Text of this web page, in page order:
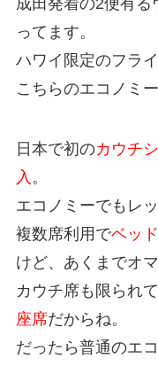
成田発着の2便有
ってます。
ハワイ限定のフラ
こちらのエコノミー
日本で初のカウチ
入 。
エコノミーでもレ
複数席利用でベッ
けど、あくまでオマ
カウチ席も限られて
座席だからね。
だったら普通のエ